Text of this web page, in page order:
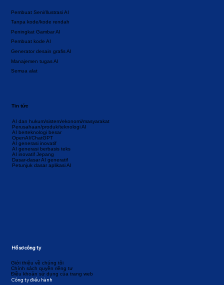
Semua alat
Manajemen tugas AI
Generator desain grafis AI
Tanpa kode/kode rendah
Pembuat kode AI
Peningkat Gambar AI
Pembuat Seni/Ilustrasi AI
AI dan hukum/sistem/ekonomi/masyarakat
Perusahaan/produk/teknologi AI
AI berteknologi besar
OpenAI/ChatGPT
AI generasi inovatif
AI generasi berbasis teks
AI inovatif Jepang
Dasar-dasar AI generatif
Petunjuk dasar aplikasi AI
Tin tức
Giới thiệu về chúng tôi
Chính sách quyền riêng tư
Điều khoản sử dụng của trang web
Công ty điều hành
Hồ sơ công ty